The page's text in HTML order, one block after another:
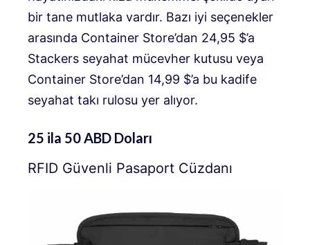
bir tane mutlaka vardır. Bazı iyi seçenekler
arasında Container Store’dan 24,95 $’a
Stackers seyahat mücevher kutusu veya
Container Store’dan 14,99 $’a bu kadife
seyahat takı rulosu yer alıyor.
25 ila 50 ABD Doları
RFID Güvenli Pasaport Cüzdanı